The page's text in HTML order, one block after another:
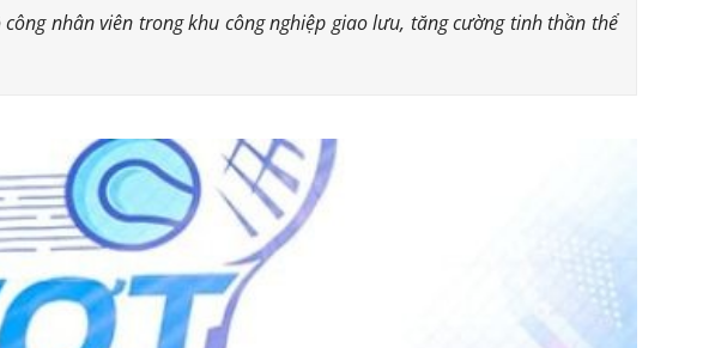
nhân viên trong khu công nghiệp giao lưu, tăng cường tinh thần thể